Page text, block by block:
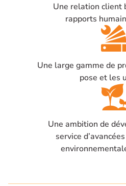
Une relation client
rapports
Une large gamme de
pose et les
Une ambition de
service